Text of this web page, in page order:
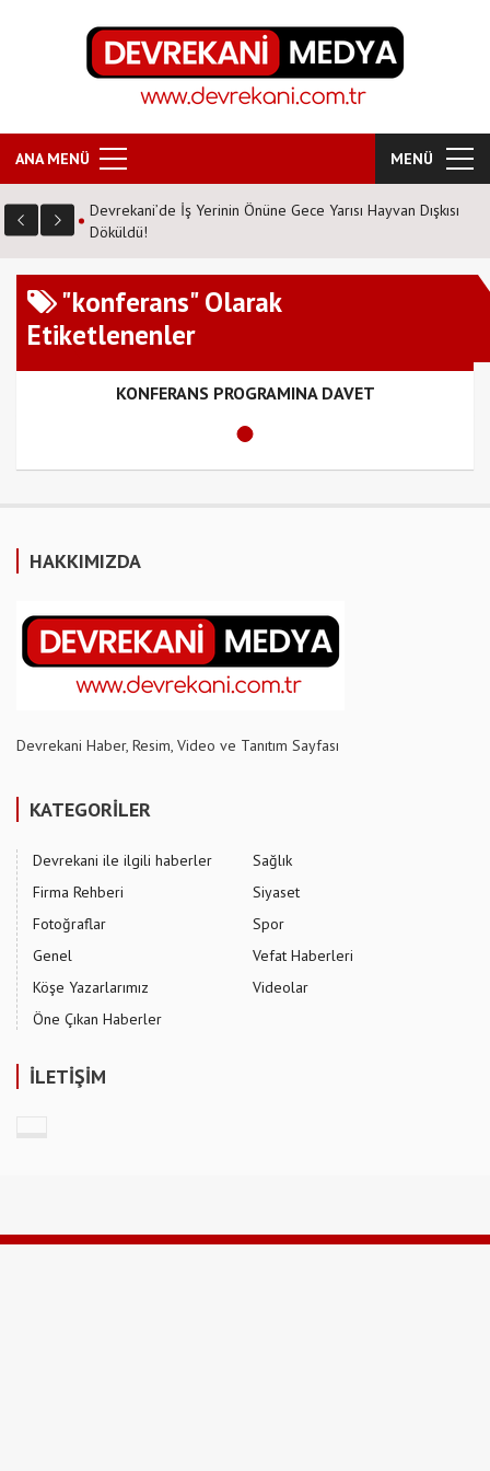
ANA MENÜ MENÜ
Devrekani’de İş Yerinin Önüne Gece Yarısı Hayvan Dışkısı
Döküldü!
"konferans" Olarak
Etiketlenenler
KONFERANS PROGRAMINA DAVET
HAKKIMIZDA
Devrekani Haber, Resim, Video ve Tanıtım Sayfası
KATEGORİLER
Devrekani ile ilgili haberler
Firma Rehberi
Fotoğraflar
Genel
Köşe Yazarlarımız
Öne Çıkan Haberler
Sağlık
Siyaset
Spor
Vefat Haberleri
Videolar
İLETİŞİM